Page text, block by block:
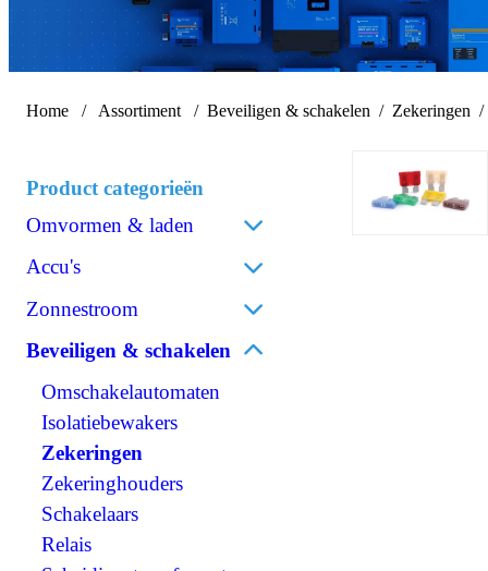
Home Assortiment Beveiligen & schakelen Zekeringen
Product categorieën
Omvormen & laden
Acculaders
Omvormen/laden combi
Omvormen DC/AC
Omvormen DC/DC
120V Producten
IEC/UK Producten
Accessoires Omvormen &
laden
Accu's
Lithium
AGM
Spiraalcel
Tractie
OPzS
OPzV
Accessoires accu's
Zonnestroom
Zonnepanelen
Omvormers zonnepanelen
Accessoires zonnepanelen
Beveiligen & schakelen
Omschakelautomaten
Isolatiebewakers
Zekeringen
Zekeringhouders
Schakelaars
Relais